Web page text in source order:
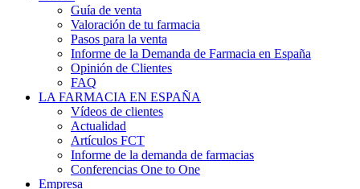
Guía de venta
Valoración de tu farmacia
Pasos para la venta
Informe de la Demanda de Farmacia en España
Opinión de Clientes
FAQ
LA FARMACIA EN ESPAÑA
Vídeos de clientes
Actualidad
Artículos FCT
Informe de la demanda de farmacias
Conferencias One to One
Empresa